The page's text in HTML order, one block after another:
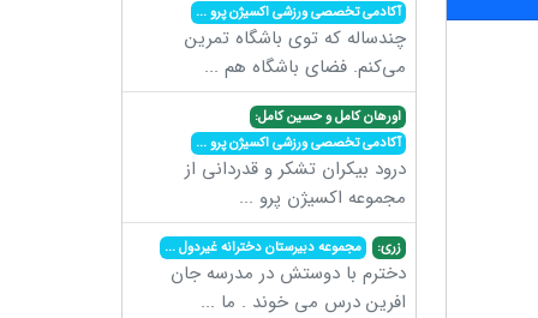
آکادمی تخصصی ورزشی اکسیژن پرو...
چندساله که توی باشگاه تمرین
می‌کنم. فضای باشگاه هم ...
اورهان کامل و حسین کامل:
آکادمی تخصصی ورزشی اکسیژن پرو...
درود بیکران تشکر و قدردانی از
مجموعه اکسیژن پرو ...
زری: مجموعه دبیرستان دخترانه غیردول...
دخترم با دوستش در مدرسه جان
افرین درس می خوند . ما ...